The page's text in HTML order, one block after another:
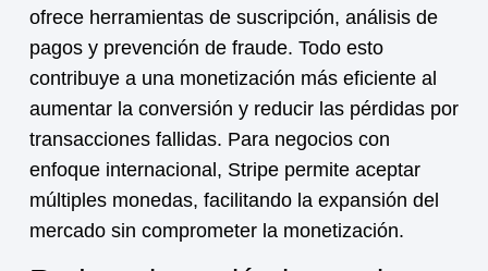
ofrece herramientas de suscripción, análisis de
pagos y prevención de fraude. Todo esto
contribuye a una monetización más eficiente al
aumentar la conversión y reducir las pérdidas por
transacciones fallidas. Para negocios con
enfoque internacional, Stripe permite aceptar
múltiples monedas, facilitando la expansión del
mercado sin comprometer la monetización.